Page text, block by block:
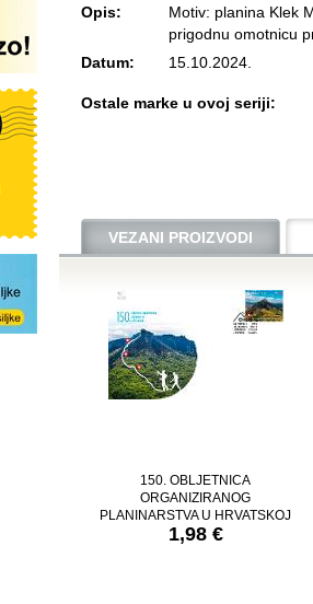
Opis:
Motiv: planina Klek
prigodnu omotnicu
Datum:
15.10.2024.
Ostale marke u ovoj seriji:
VEZANI PROIZVODI
150. OBLJETNICA
ORGANIZIRANOG
PLANINARSTVA U HRVATSKOJ
1,98 €